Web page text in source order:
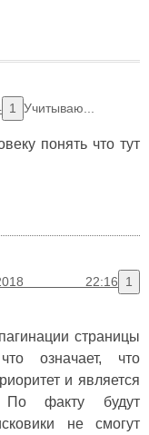
1 Учитываю...
понять что тут
2018 22:16
1
страницы
означает, что
и является
По факту будут
не смогут